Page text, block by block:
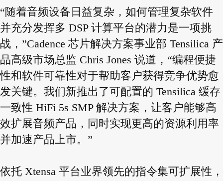
“随着音频设备日益复杂，如何管理复杂软件
并充分发挥多 DSP 计算平台的潜力是一项挑
战，”Cadence 芯片解决方案事业部 Tensilica 产
品高级市场总监 Chris Jones 说道，“编程便捷
性和软件可靠性对于帮助客户获得竞争优势愈
发关键。我们新推出了可配置的 Tensilica 缓存
一致性 HiFi 5s SMP 解决方案，让客户能够高
效扩展音频产品，同时实现更高的资源利用率
并加速产品上市。”
依托 Xtensa 平台业界领先的指令集可扩展性，